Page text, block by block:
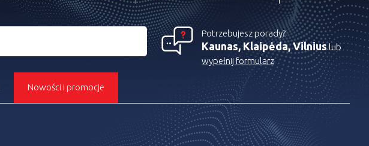
Potrzebujesz porady?
Kaunas, Klaipėda, Vilniuslub
wypełnij formularz
Nowości i promocje